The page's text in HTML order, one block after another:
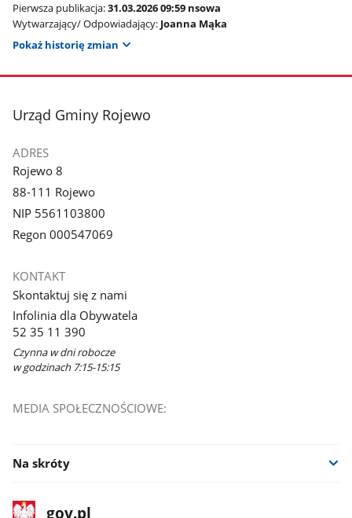
Pierwsza publikacja:31.03.2026 09:59 nsowa
Wytwarzający/ Odpowiadający: Joanna Mąka
Pokaż historię zmian
stopka
Urząd Gminy Rojewo
ADRES
Rojewo 8
88-111 Rojewo
NIP 5561103800
Regon 000547069
KONTAKT
Skontaktuj się z nami
Infolinia dla Obywatela
52 35 11 390
Czynna w dni robocze
w godzinach 7:15-15:15
MEDIA SPOŁECZNOŚCIOWE:
Na skróty
stopkaStrona
gov.pl